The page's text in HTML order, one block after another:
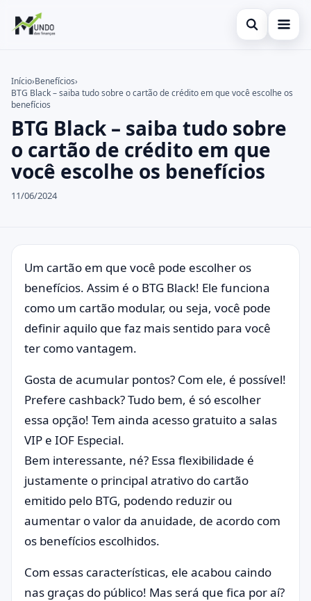
Abrir busca
Economia
Finanças
Buscar no site
Buscar por:
Pressione Enter para buscar ou ESC para fechar.
Início›Benefícios›
BTG Black – saiba tudo sobre o cartão de crédito em que você escolhe os
benefícios
BTG Black – saiba tudo sobre
o cartão de crédito em que
você escolhe os benefícios
11/06/2024
Um cartão em que você pode escolher os
benefícios. Assim é o BTG Black! Ele funciona
como um cartão modular, ou seja, você pode
definir aquilo que faz mais sentido para você
ter como vantagem.
Gosta de acumular pontos? Com ele, é possível!
Prefere cashback? Tudo bem, é só escolher
essa opção! Tem ainda acesso gratuito a salas
VIP e IOF Especial.
Bem interessante, né? Essa flexibilidade é
justamente o principal atrativo do cartão
emitido pelo BTG, podendo reduzir ou
aumentar o valor da anuidade, de acordo com
os benefícios escolhidos.
Com essas características, ele acabou caindo
nas graças do público! Mas será que fica por aí?